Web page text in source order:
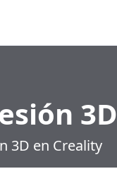
3D
3D en Creality